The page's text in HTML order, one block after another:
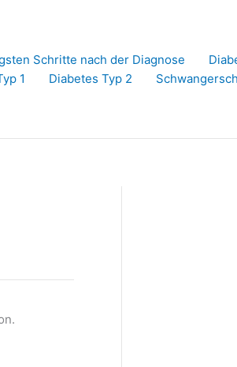
Schritte nach der Diagnose
1
Diabetes Typ 2